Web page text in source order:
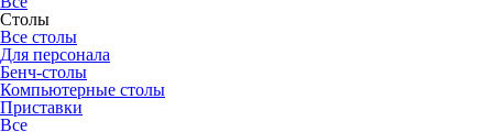
Столы
Все столы
Для персонала
Бенч-столы
Компьютерные столы
Приставки
Все